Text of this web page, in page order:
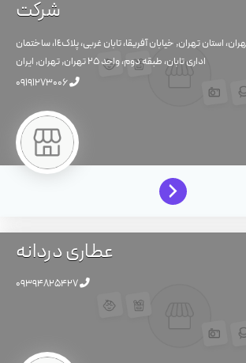
شرکت
نلسون ماندلا (جردن) , تهران، استان تهران, خیابان آفریقا، تابان غربی، پلاك١٤، ساختمان
اداری تابان، طبقه دوم، واحد ٢٥
تهران,تهران,ایران
عطاری دردانه